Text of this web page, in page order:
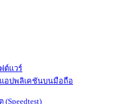
ต์แวร์
แอปพลิเคชันบนมือถือ
(Speedtest)